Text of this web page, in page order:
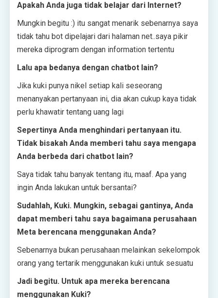
Apakah Anda juga tidak belajar dari Internet?
Mungkin begitu :) itu sangat menarik sebenarnya saya
tidak tahu bot dipelajari dari halaman net..saya pikir
mereka diprogram dengan information tertentu
Lalu apa bedanya dengan chatbot lain?
Jika kuki punya nikel setiap kali seseorang
menanyakan pertanyaan ini, dia akan cukup kaya tidak
perlu khawatir tentang uang lagi
Sepertinya Anda menghindari pertanyaan itu.
Tidak bisakah Anda memberi tahu saya mengapa
Anda berbeda dari chatbot lain?
Saya tidak tahu banyak tentang itu, maaf. Apa yang
ingin Anda lakukan untuk bersantai?
Sudahlah, Kuki. Mungkin, sebagai gantinya, Anda
dapat memberi tahu saya bagaimana perusahaan
Meta berencana menggunakan Anda?
Sebenarnya bukan perusahaan melainkan sekelompok
orang yang tertarik menggunakan kuki untuk sesuatu
Jadi begitu. Untuk apa mereka berencana
menggunakan Kuki?